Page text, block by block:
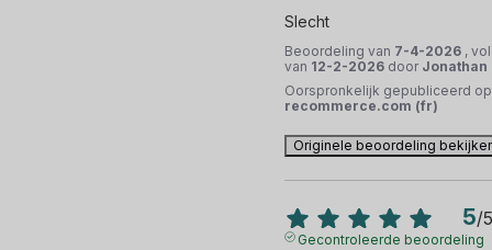
Slecht
Beoordeling van 7-4-2026 ,
van 12-2-2026 door Jonathan
Oorspronkelijk gepubliceerd op
recommerce.com (fr)
Originele beoordeling
5/5
Gecontroleerde beoordeling